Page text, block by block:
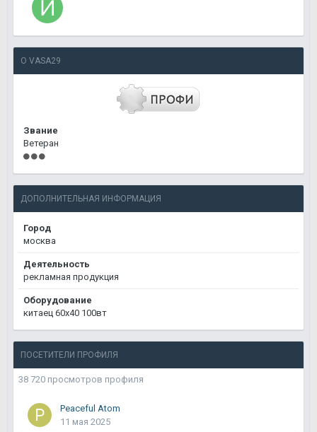
О VASA29
Звание
Ветеран
ДОПОЛНИТЕЛЬНАЯ ИНФОРМАЦИЯ
Город
москва
Деятельность
рекламная продукция
Оборудование
китаец 60х40 100вт
ПОСЕТИТЕЛИ ПРОФИЛЯ
38 720 просмотров профиля
Peaceful Atom
11 мая 2025